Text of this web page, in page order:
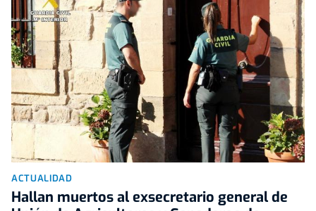
ACTUALIDAD
Hallan muertos al exsecretario general de